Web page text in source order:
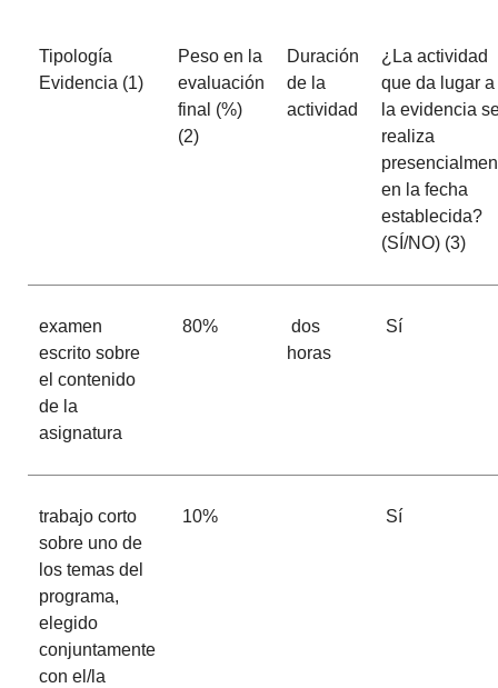
Tipología
Evidencia (1)
Peso en la
evaluación
final (%)
(2)
Duración
de la
actividad
¿La actividad
que da lugar a
la evidencia
realiza
en la fecha
establecida?
(SÍ/NO) (3)
examen
escrito sobre
el contenido
de la
asignatura
80%
dos
horas
Sí
trabajo corto
sobre uno de
los temas del
programa,
elegido
conjuntamente
con el/la
10% Sí